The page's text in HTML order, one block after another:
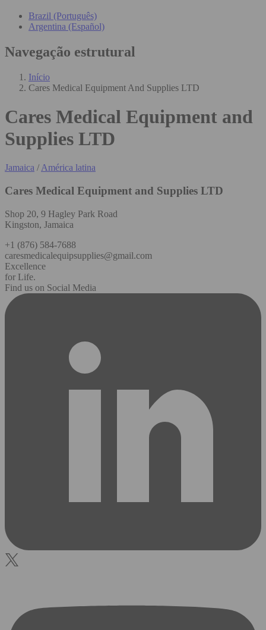
Brazil (Português)
Argentina (Español)
Navegação estrutural
Início
Cares Medical Equipment And Supplies LTD
Cares Medical Equipment and
Supplies LTD
Jamaica /América latina
Cares Medical Equipment and Supplies LTD
Shop 20, 9 Hagley Park Road
Kingston, Jamaica
+1 (876) 584-7688
caresmedicalequipsupplies@gmail.com
Excellence
for Life.
Find us on Social Media